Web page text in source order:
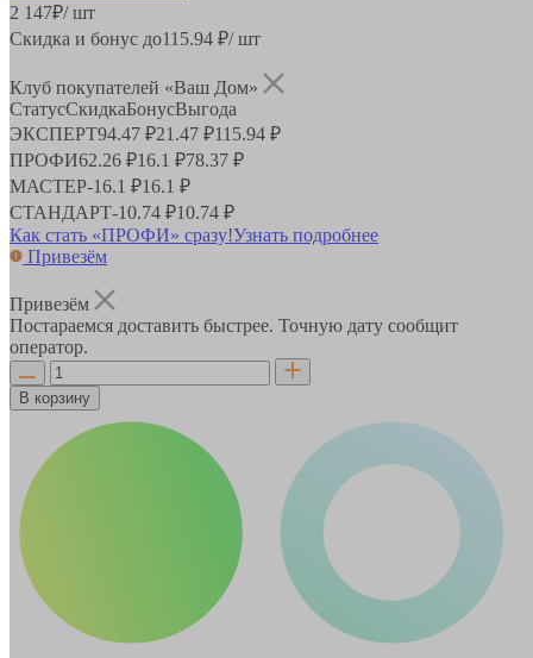
2 147₽/ шт
Скидка и бонус до115.94 ₽/ шт
Клуб покупателей «Ваш Дом»
СтатусСкидкаБонусВыгода
ЭКСПЕРТ94.47 ₽21.47 ₽115.94 ₽
ПРОФИ62.26 ₽16.1 ₽78.37 ₽
МАСТЕР-16.1 ₽16.1 ₽
СТАНДАРТ-10.74 ₽10.74 ₽
Как стать «ПРОФИ» сразу!Узнать подробнее
Привезём
Привезём
Постараемся доставить быстрее. Точную дату сообщит
оператор.
В корзину